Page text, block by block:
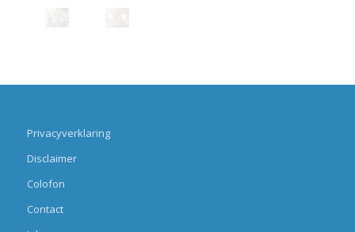
Privacyverklaring
Disclaimer
Colofon
Contact